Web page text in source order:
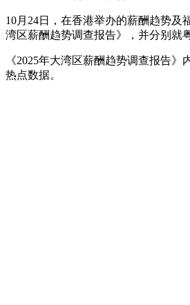
10月24日，在香港举办的薪酬趋势
湾区薪酬趋势调查报告》，并分别就
《2025年大湾区薪酬趋势调查报告
热点数据。